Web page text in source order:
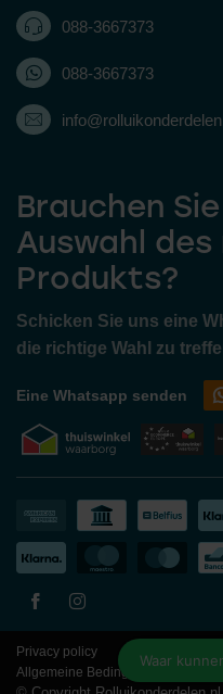
088-3667373
088-3667373
Brauchen
Auswahl
Produkts?
Schicken Sie uns eine
die richtige Wahl zu
Eine Whatsapp senden
Privacy policy
Allgemeine Bedingungen und